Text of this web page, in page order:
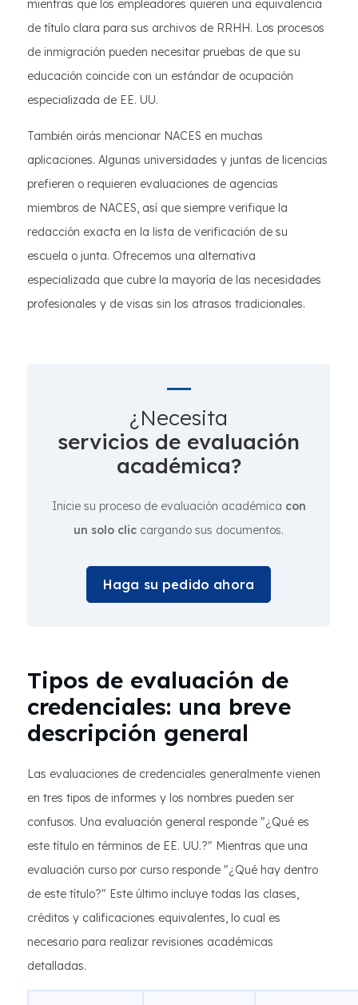
mientras que los empleadores quieren una equivalencia
de título clara para sus archivos de RRHH. Los procesos
de inmigración pueden necesitar pruebas de que su
educación coincide con un estándar de ocupación
especializada de EE. UU.
También oirás mencionar NACES en muchas
aplicaciones. Algunas universidades y juntas de licencias
prefieren o requieren evaluaciones de agencias
miembros de NACES, así que siempre verifique la
redacción exacta en la lista de verificación de su
escuela o junta. Ofrecemos una alternativa
especializada que cubre la mayoría de las necesidades
profesionales y de visas sin los atrasos tradicionales.
¿Necesita
servicios de evaluación
académica?
Inicie su proceso de evaluación académica con
un solo clic cargando sus documentos.
Haga su pedido ahora
Tipos de evaluación de
credenciales: una breve
descripción general
Las evaluaciones de credenciales generalmente vienen
en tres tipos de informes y los nombres pueden ser
confusos. Una evaluación general responde "¿Qué es
este título en términos de EE. UU.?" Mientras que una
evaluación curso por curso responde "¿Qué hay dentro
de este título?" Este último incluye todas las clases,
créditos y calificaciones equivalentes, lo cual es
necesario para realizar revisiones académicas
detalladas.